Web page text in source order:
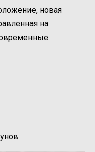
новая
на